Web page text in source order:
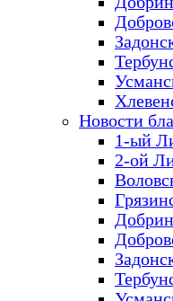
Новости
1-ый
2-ой